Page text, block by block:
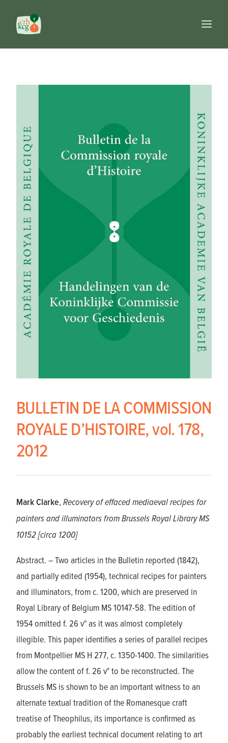
Publications
Banques de données
Ouvrages de référence
FR
NL
BULLETIN DE LA COMMISSION
ROYALE D’HISTOIRE, vol. 178,
2012
Mark Clarke, Recovery of effaced mediaeval recipes for
painters and illuminators from Brussels Royal Library MS
10152 [circa 1200]
Abstract. – Two articles in the Bulletin reported (1842),
and partially edited (1954), technical recipes for painters
and illuminators, from c. 1200, which are preserved in
Royal Library of Belgium MS 10147-58. The edition of
1954 omitted f. 26 v° as it was almost completely
illegible. This paper identifies a series of parallel recipes
from Montpellier MS H 277, c. 1350-1400. The similarities
allow the content of f. 26 v° to be reconstructed. The
Brussels MS is shown to be an important witness to an
alternate textual tradition of the Romanesque craft
treatise of Theophilus, its importance is confirmed as
probably the earliest technical document relating to art